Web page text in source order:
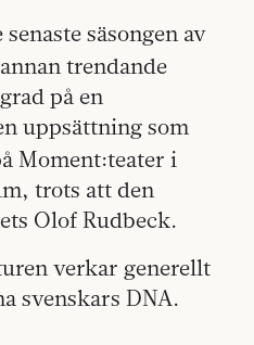
säsongen av
trendande
på en
uppsättning som
Moment:teater i
trots att den
Olof Rudbeck.
verkar generellt
svenskars DNA.